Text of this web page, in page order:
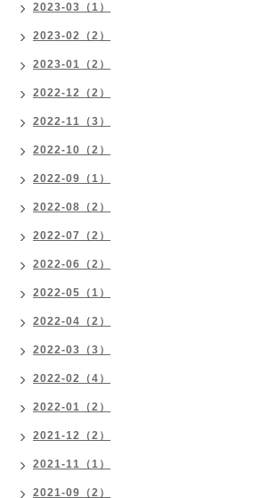
2023-03（1）
2023-02（2）
2023-01（2）
2022-12（2）
2022-11（3）
2022-10（2）
2022-09（1）
2022-08（2）
2022-07（2）
2022-06（2）
2022-05（1）
2022-04（2）
2022-03（3）
2022-02（4）
2022-01（2）
2021-12（2）
2021-11（1）
2021-09（2）